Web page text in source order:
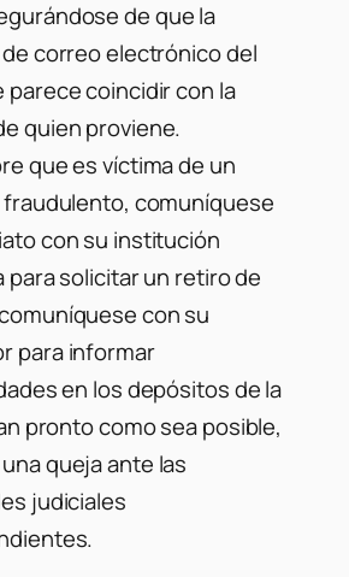
de que la
correo electrónico del
coincidir con la
quien proviene.
que es víctima de un
comuníquese
con su institución
para solicitar un retiro de
con su
para informar
en los depósitos de la
pronto como sea posible,
queja ante las
judiciales